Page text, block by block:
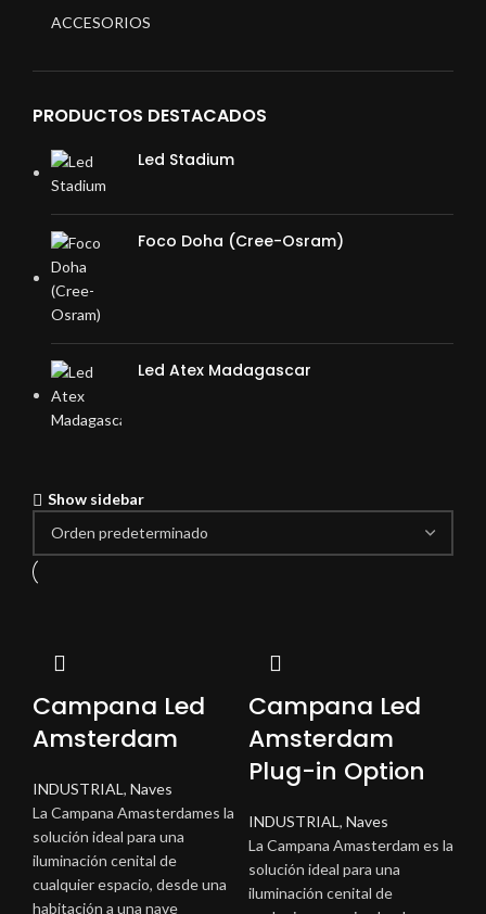
ACCESORIOS
PRODUCTOS DESTACADOS
Led Stadium
Foco Doha (Cree-Osram)
Led Atex Madagascar
Show sidebar
Campana Led
Amsterdam
INDUSTRIAL, Naves
La Campana Amasterdames la
solución ideal para una
iluminación cenital de
cualquier espacio, desde una
habitación a una nave
Campana Led
Amsterdam
Plug-in Option
INDUSTRIAL, Naves
La Campana Amasterdam es la
solución ideal para una
iluminación cenital de